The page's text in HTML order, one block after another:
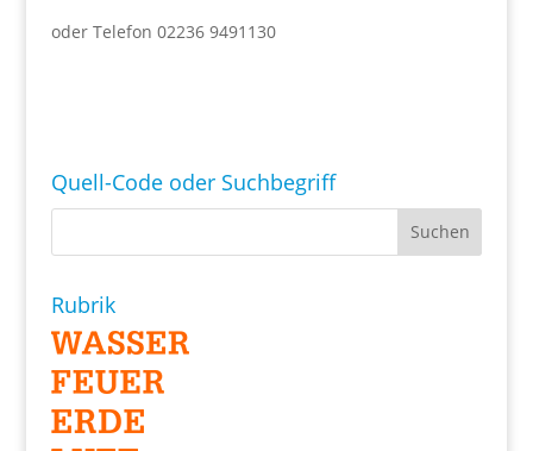
oder Telefon 02236 9491130
Quell-Code oder Suchbegriff
Rubrik